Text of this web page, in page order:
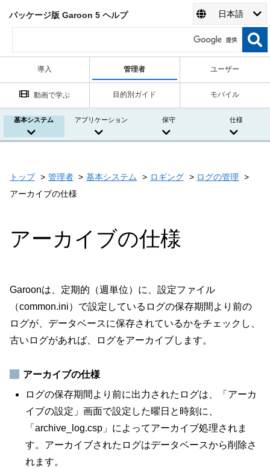
パッケージ版 Garoon 5 ヘルプ 日本語
導入 管理者 ユーザー
動画で学ぶ 目的別ガイド モバイル
基本システム アプリケーション 保守 仕様
トップ 管理者 基本システム ロギング
ログの管理
アーカイブの仕様
アーカイブの仕様
Garoonは、定期的（週単位）に、設定ファイル
（common.ini）で設定しているログの保存期間より前の
ログが、データベースに保存されているかをチェックし、
古いログがあれば、ログをアーカイブします。
アーカイブの仕様
ログの保存期間より前に出力されたログは、「アーカ
イブの設定」画面で設定した曜日と時刻に、
「archive_log.csp」によってアーカイブ処理されま
す。アーカイブされたログはデータベースから削除さ
れます。